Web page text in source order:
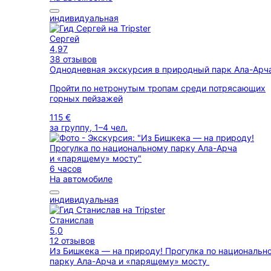
индивидуальная
Сергей
4,97
38 отзывов
Однодневная экскурсия в природный парк Ала-
Пройти по нетронутым тропам среди потрясающих
горных пейзажей
115 €
за группу, 1–4 чел.
6 часов
На автомобиле
индивидуальная
Станислав
5,0
12 отзывов
Из Бишкека — на природу! Прогулка по
парку Ала-Арча и «парящему» мосту